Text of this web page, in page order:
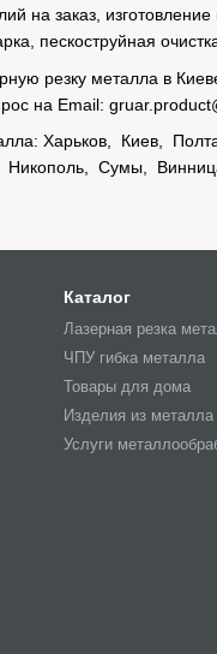
на заказ,
пескоструйная
резку металла в
на Email:
Харьков , Киев,
Никополь Сумы
Каталог
Лазерная резка
ЧПУ гибка металла
Товары для дома
Изделия из металла
Услуги